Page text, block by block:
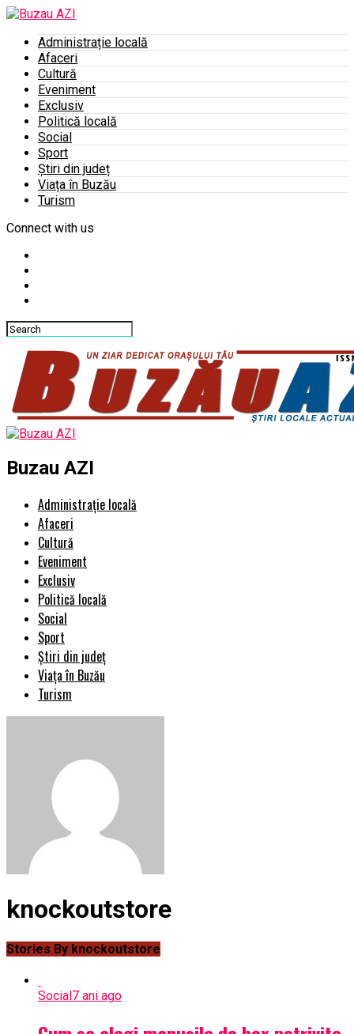
Administrație locală
Afaceri
Cultură
Eveniment
Exclusiv
Politică locală
Social
Sport
Știri din județ
Viața în Buzău
Turism
Connect with us
Buzau AZI
Administrație locală
Afaceri
Cultură
Eveniment
Exclusiv
Politică locală
Social
Sport
Știri din județ
Viața în Buzău
Turism
knockoutstore
Stories By knockoutstore
Social7 ani ago